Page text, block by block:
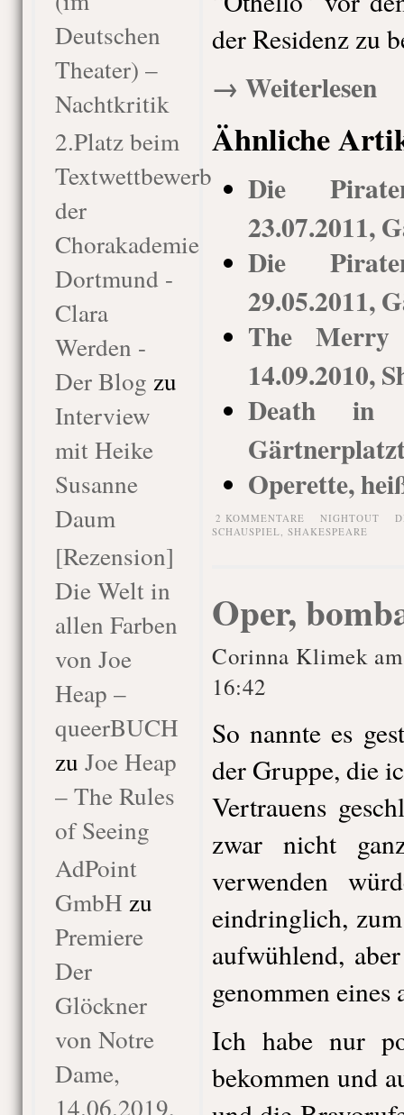
Deutschen
Theater) –
Nachtkritik
2.Platz beim
Textwettbewerb
der
Chorakademie
Dortmund -
Clara
Werden -
Der Blog zu
Interview
mit Heike
Susanne
Daum
[Rezension]
Die Welt in
allen Farben
von Joe
Heap –
queerBUCH
zu Joe Heap
– The Rules
of Seeing
AdPoint
GmbH zu
Premiere
Der
Glöckner
von Notre
Dame,
14.06.2019,
der Residenz zu
→ Weiterlesen
Ähnliche
Die
23.07.2011,
Die
29.05.2011,
The Merry
14.09.2010,
Death in
Operette,
2 KOMMENTARE NIGHTOUT
SCHAUSPIEL, SHAKESPEARE
Oper,
Corinna Klimek
16:42
So nannte es
der Gruppe, die
Vertrauens
zwar nicht
verwenden
eindringlich,
aufwühlend,
genommen eines
Ich habe nur
bekommen und